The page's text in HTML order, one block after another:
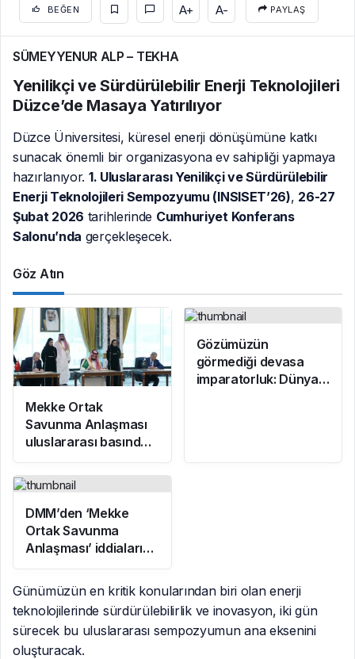
BEĞEN A+ A- PAYLAŞ
SÜMEYYENUR ALP – TEKHA
Yenilikçi ve Sürdürülebilir Enerji Teknolojileri
Düzce’de Masaya Yatırılıyor
Düzce Üniversitesi, küresel enerji dönüşümüne katkı
sunacak önemli bir organizasyona ev sahipliği yapmaya
hazırlanıyor. 1. Uluslararası Yenilikçi ve Sürdürülebilir
Enerji Teknolojileri Sempozyumu (INSISET’26), 26-27
Şubat 2026 tarihlerinde Cumhuriyet Konferans
Salonu’nda gerçekleşecek.
Göz Atın
Mekke Ortak
Savunma Anlaşması
uluslararası basında
geniş yankı uyandırdı
Gözümüzün
görmediği devasa
imparatorluk: Dünya
DMM’den ‘Mekke
Ortak Savunma
Anlaşması’ iddialarına
yalanlama
Günümüzün en kritik konularından biri olan enerji
teknolojilerinde sürdürülebilirlik ve inovasyon, iki gün
sürecek bu uluslararası sempozyumun ana eksenini
oluşturacak.